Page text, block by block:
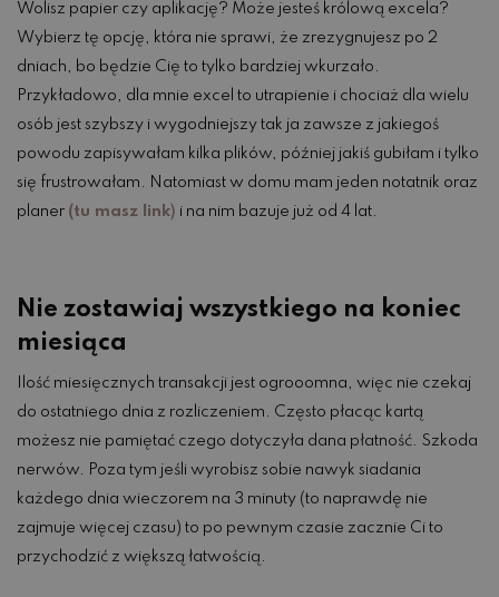
Wolisz papier czy aplikację? Może jesteś królową excela?
Wybierz tę opcję, która nie sprawi, że zrezygnujesz po 2
dniach, bo będzie Cię to tylko bardziej wkurzało.
Przykładowo, dla mnie excel to utrapienie i chociaż dla wielu
osób jest szybszy i wygodniejszy tak ja zawsze z jakiegoś
powodu zapisywałam kilka plików, później jakiś gubiłam i tylko
się frustrowałam. Natomiast w domu mam jeden notatnik oraz
planer (tu masz link) i na nim bazuje już od 4 lat.
Nie zostawiaj wszystkiego na koniec
miesiąca
Ilość miesięcznych transakcji jest ogrooomna, więc nie czekaj
do ostatniego dnia z rozliczeniem. Często płacąc kartą
możesz nie pamiętać czego dotyczyła dana płatność. Szkoda
nerwów. Poza tym jeśli wyrobisz sobie nawyk siadania
każdego dnia wieczorem na 3 minuty (to naprawdę nie
zajmuje więcej czasu) to po pewnym czasie zacznie Ci to
przychodzić z większą łatwością.